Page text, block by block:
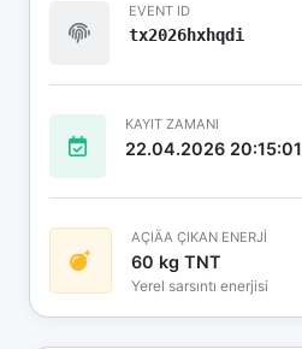
EVENT ID
tx2026hxhqdi
KAYIT ZAMANI
22.04.2026 20:15:01
AÇIÄA ÇIKAN ENERJİ
60 kg TNT
Yerel sarsıntı enerjisi